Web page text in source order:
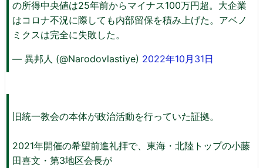
の所得中央値は25年前からマイナス100万円超。大企業
はコロナ不況に際しても内部留保を積み上げた。アベノ
ミクスは完全に失敗した。
— 異邦人 (@Narodovlastiye) 2022年10月31日
旧統一教会の本体が政治活動を行っていた証拠。
2021年開催の希望前進礼拝で、東海・北陸トップの小藤
田喜文・第3地区会長が